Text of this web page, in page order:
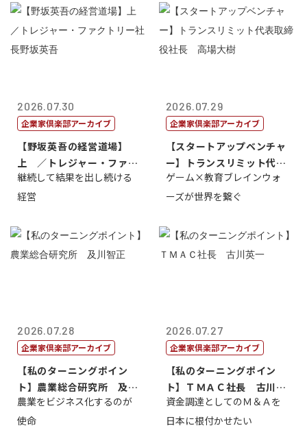
2026.07.30
企業家倶楽部アーカイブ
【野坂英吾の経営道場】
上 ／トレジャー・ファク
トリー社長野坂...
継続して結果を出し続ける
経営
2026.07.29
企業家倶楽部アーカイブ
【スタートアップベンチャ
ー】トランスリミット代表
取締役社長 ...
ゲーム×教育ブレインウォ
ーズが世界を繋ぐ
2026.07.28
企業家倶楽部アーカイブ
【私のターニングポイン
ト】農業総合研究所 及川
智正
農業をビジネス化するのが
使命
2026.07.27
企業家倶楽部アーカイブ
【私のターニングポイン
ト】ＴＭＡＣ社長 古川英
一
資金調達としてのＭ＆Ａを
日本に根付かせたい